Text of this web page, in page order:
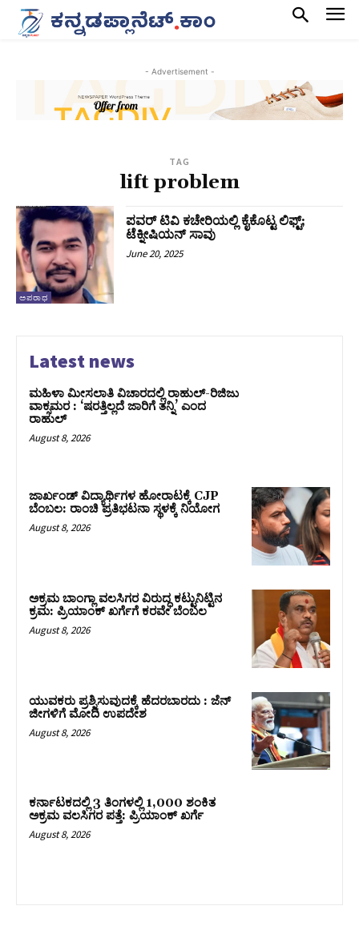
- Advertisement -
TAG
lift problem
ಅಪರಾಧ
ಪವರ್‌ ಟಿವಿ ಕಚೇರಿಯಲ್ಲಿ ಕೈಕೊಟ್ಟ ಲಿಫ್ಟ್‌;
ಟೆಕ್ನೀಷಿಯನ್‌ ಸಾವು
June 20, 2025
Latest news
ಮಹಿಳಾ ಮೀಸಲಾತಿ ವಿಚಾರದಲ್ಲಿ ರಾಹುಲ್‌-ರಿಜಿಜು
ವಾಕ್ಸಮರ : ‘ಷರತ್ತಿಲ್ಲದೆ ಜಾರಿಗೆ ತನ್ನಿ’ ಎಂದ
ರಾಹುಲ್‌
August 8, 2026
ಜಾರ್ಖಂಡ್‌ ವಿದ್ಯಾರ್ಥಿಗಳ ಹೋರಾಟಕ್ಕೆ CJP
ಬೆಂಬಲ: ರಾಂಚಿ ಪ್ರತಿಭಟನಾ ಸ್ಥಳಕ್ಕೆ ನಿಯೋಗ
August 8, 2026
ಅಕ್ರಮ ಬಾಂಗ್ಲಾ ವಲಸಿಗರ ವಿರುದ್ಧ ಕಟ್ಟುನಿಟ್ಟಿನ
ಕ್ರಮ: ಪ್ರಿಯಾಂಕ್ ಖರ್ಗೆಗೆ ಕರವೇ ಬೆಂಬಲ
August 8, 2026
ಯುವಕರು ಪ್ರಶ್ನಿಸುವುದಕ್ಕೆ ಹೆದರಬಾರದು : ಜೆನ್‌
ಜೀಗಳಿಗೆ ಮೋದಿ ಉಪದೇಶ
August 8, 2026
ಕರ್ನಾಟಕದಲ್ಲಿ 3 ತಿಂಗಳಲ್ಲಿ 1,000 ಶಂಕಿತ
ಅಕ್ರಮ ವಲಸಿಗರ ಪತ್ತೆ: ಪ್ರಿಯಾಂಕ್‌ ಖರ್ಗೆ
August 8, 2026